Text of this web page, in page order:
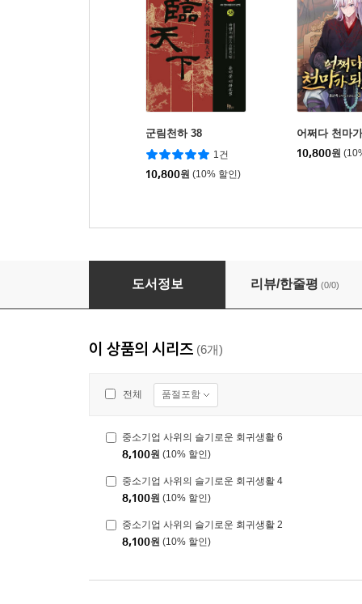
군림천하 38
1건
10,800원 (10% 할인)
어쩌다 천마
10,800원
중소기업 사위의 슬기로운 회귀생활 6
도서정보 리뷰/한줄평 (0/0)
이 상품의 시리즈 (6개)
전체 품절포함
중소기업 사위의 슬기로운 회귀생활 6
8,100원 (10% 할인)
중소기업 사위의 슬기로운 회귀생활 4
8,100원 (10% 할인)
중소기업 사위의 슬기로운 회귀생활 2
8,100원 (10% 할인)